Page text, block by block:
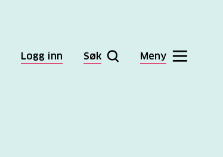
Logg inn Søk Meny